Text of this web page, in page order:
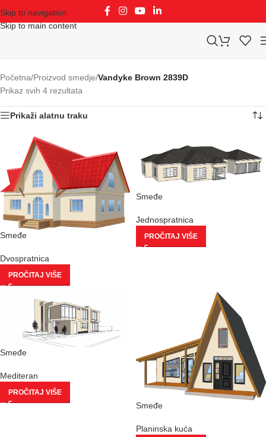
Skip to navigation
Skip to main content
Početna/Proizvod smedje/Vandyke Brown 2839D
Prikaz svih 4 rezultata
Prikaži alatnu traku
Smeđe
Dvospratnica
PROČITAJ VIŠE
Smeđe
Jednospratnica
PROČITAJ VIŠE
Smeđe
Mediteran
PROČITAJ VIŠE
Smeđe
Planinska kuća